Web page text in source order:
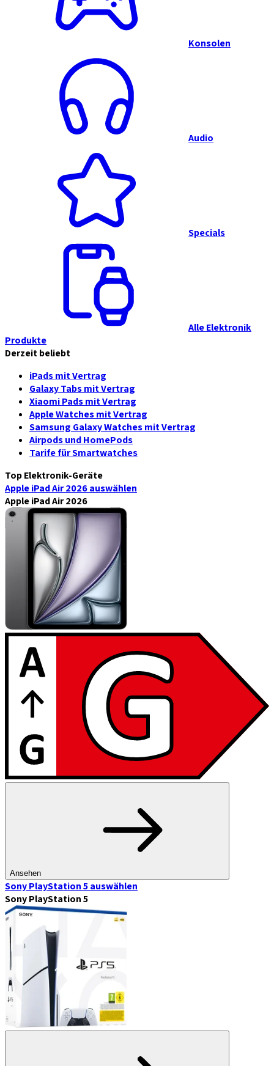
Konsolen
Audio
Specials
Alle Elektronik
Produkte
Derzeit beliebt
iPads mit Vertrag
Galaxy Tabs mit Vertrag
Xiaomi Pads mit Vertrag
Apple Watches mit Vertrag
Samsung Galaxy Watches mit Vertrag
Airpods und HomePods
Tarife für Smartwatches
Top Elektronik-Geräte
Apple iPad Air 2026auswählen
Apple iPad Air 2026
Ansehen
Sony PlayStation 5auswählen
Sony PlayStation 5